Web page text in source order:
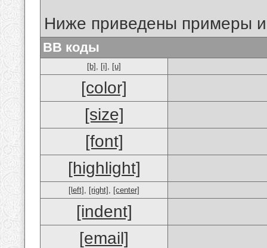
Ниже приведены примеры
BB коды
[b] , [i] , [u]
[color]
[size]
[font]
[highlight]
[left] , [right] , [center]
[indent]
[email]